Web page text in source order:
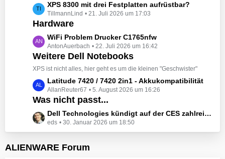
e
B
i
r
ä
g
e
L
e
t
z
t
e
B
i
r
ä
g
XPS 8300 mit drei Festplatten aufrüstbar?
TillmannLind 21. Juli 2026 um 17:03
Hardware
L
e
t
z
e
B
i
ä
WiFi Problem Drucker C1765nfw
AntonAuerbach 22. Juli 2026 um 16:42
Weitere Dell Notebooks
XPS ist nicht alles, hier geht es um die kleinen "Geschwister"
L
e
t
z
t
e
e
Latitude 7420 / 7420 2in1 - Akkukompatibilität
AllanReuter67 5. August 2026 um 16:26
Was nicht passt...
L
e
t
z
Dell Technologies kündigt auf der CES zahlreiche Alienware-Neuheiten an
eds 30. Januar 2026 um 18:50
ALIENWARE Forum